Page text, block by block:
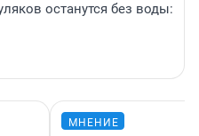
останутся без воды:
МНЕНИЕ